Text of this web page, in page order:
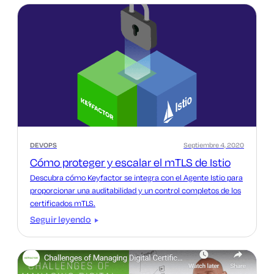
DEVOPS
Cómo proteger y escalar el mTLS de Istio
Septiembre 4, 2020
Descubra cómo Keyfactor se integra con el Agente Istio para
proporcionar una auditabilidad y un control completos de los
certificados mTLS.
Seguir leyendo